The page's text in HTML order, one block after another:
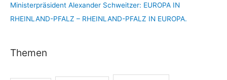
Ministerpräsident Alexander Schweitzer: EUROPA IN
RHEINLAND-PFALZ – RHEINLAND-PFALZ IN EUROPA.
Themen